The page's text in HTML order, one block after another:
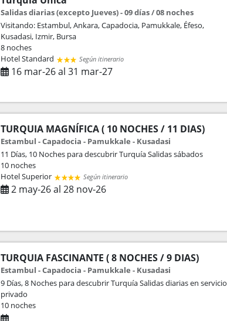
Salidas diarias (excepto Jueves) - 09 días / 08 noches
Visitando: Estambul, Ankara, Capadocia, Pamukkale, Éfeso,
Kusadasi, Izmir, Bursa
8 noches
Hotel Standard
Según itinerario
16 mar-26 al 31 mar-27
TURQUIA MAGNÍFICA ( 10 NOCHES / 11 DIAS)
Estambul - Capadocia - Pamukkale - Kusadasi
11 Días, 10 Noches para descubrir Turquía Salidas sábados
10 noches
Hotel Superior
Según itinerario
2 may-26 al 28 nov-26
TURQUIA FASCINANTE ( 8 NOCHES / 9 DIAS)
Estambul - Capadocia - Pamukkale - Kusadasi
9 Días, 8 Noches para descubrir Turquía Salidas diarias en servicio
privado
10 noches